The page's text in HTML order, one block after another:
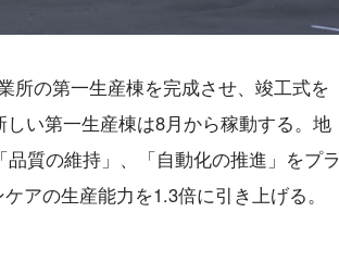
所の第一生産棟を完成させ、竣工式を
い第一生産棟は8月から稼動する。地
質の維持」、「自動化の推進」をプラ
アの生産能力を1.3倍に引き上げる。